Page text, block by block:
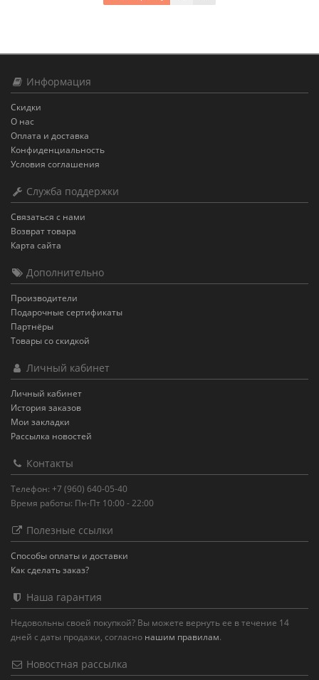
Информация
Скидки
О нас
Оплата и доставка
Конфиденциальность
Условия соглашения
Служба поддержки
Связаться с нами
Возврат товара
Карта сайта
Дополнительно
Производители
Подарочные сертификаты
Партнёры
Товары со скидкой
Личный кабинет
Личный кабинет
История заказов
Мои закладки
Рассылка новостей
Контакты
Телефон: +7 (960) 640-05-40
Время работы: Пн-Пт 10:00 - 22:00
Полезные ссылки
Способы оплаты и доставки
Как сделать заказ?
Наша гарантия
Недовольны своей покупкой? Вы можете вернуть ее в течение 14
дней с даты продажи, согласно нашим правилам.
Новостная рассылка